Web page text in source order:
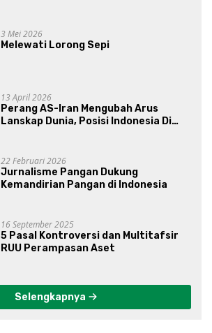
3 Mei 2026
Melewati Lorong Sepi
13 April 2026
Perang AS-Iran Mengubah Arus
Lanskap Dunia, Posisi Indonesia Di
22 Februari 2026
Jurnalisme Pangan Dukung
Kemandirian Pangan di Indonesia
16 September 2025
5 Pasal Kontroversi dan Multitafsir
RUU Perampasan Aset
Selengkapnya